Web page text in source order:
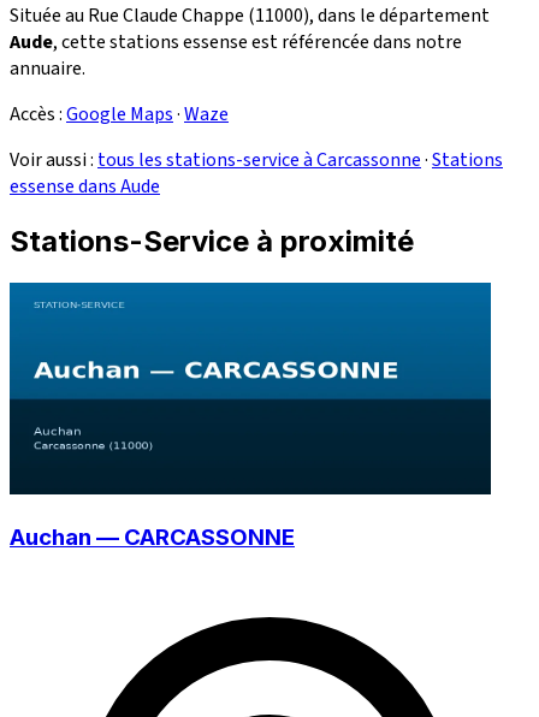
Située au Rue Claude Chappe (11000), dans le département
Aude, cette stations essense est référencée dans notre
annuaire.
Accès :Google Maps·Waze
Voir aussi : tous les stations-service à Carcassonne·Stations
essense dans Aude
Stations-Service à proximité
Auchan — CARCASSONNE